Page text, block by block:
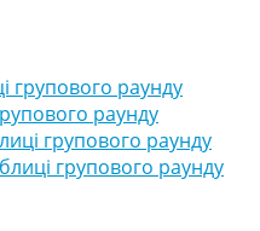
групового раунду
раунду
групового раунду
групового раунду